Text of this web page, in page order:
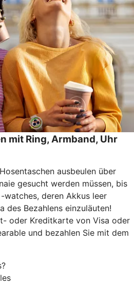
mit Ring, Armband, Uhr
ausbeulen über
gesucht werden müssen, bis
watches, deren Akkus leer
des Bezahlens einzuläuten!
oder Kreditkarte von Visa oder
und bezahlen Sie mit dem